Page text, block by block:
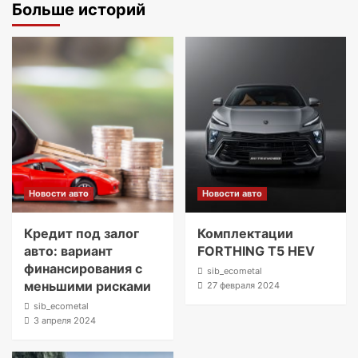
Больше историй
Новости авто
Кредит под залог
авто: вариант
финансирования с
меньшими рисками
sib_ecometal
3 апреля 2024
Новости авто
Комплектации
FORTHING T5 HEV
sib_ecometal
27 февраля 2024